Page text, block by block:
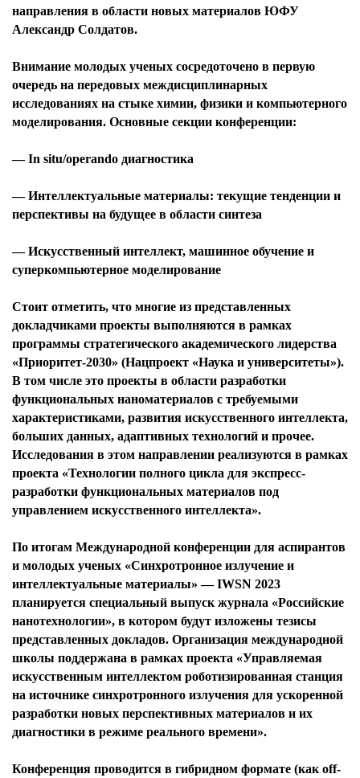
направления в области новых материалов ЮФУ
Александр Солдатов.
Внимание молодых ученых сосредоточено в первую
очередь на передовых междисциплинарных
исследованиях на стыке химии, физики и компьютерного
моделирования. Основные секции конференции:
— In situ/operando диагностика
— Интеллектуальные материалы: текущие тенденции и
перспективы на будущее в области синтеза
— Искусственный интеллект, машинное обучение и
суперкомпьютерное моделирование
Стоит отметить, что многие из представленных
докладчиками проекты выполняются в рамках
программы стратегического академического лидерства
«Приоритет-2030» (Нацпроект «Наука и университеты»).
В том числе это проекты в области разработки
функциональных наноматериалов с требуемыми
характеристиками, развития искусственного интеллекта,
больших данных, адаптивных технологий и прочее.
Исследования в этом направлении реализуются в рамках
проекта «Технологии полного цикла для экспресс-
разработки функциональных материалов под
управлением искусственного интеллекта».
По итогам Международной конференции для аспирантов
и молодых ученых «Синхротронное излучение и
интеллектуальные материалы» — IWSN 2023
планируется специальный выпуск журнала «Российские
нанотехнологии», в котором будут изложены тезисы
представленных докладов. Организация международной
школы поддержана в рамках проекта «Управляемая
искусственным интеллектом роботизированная станция
на источнике синхротронного излучения для ускоренной
разработки новых перспективных материалов и их
диагностики в режиме реального времени».
Конференция проводится в гибридном формате (как off-